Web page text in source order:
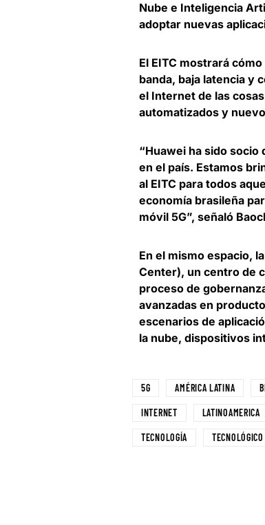
Nube e Inteligencia
adoptar nuevas
El EITC mostrará
banda, baja latencia y
el Internet de las
automatizados y
“Huawei ha sido
en el país. Estamos
al EITC para todos
economía brasileña
móvil 5G”, señaló
En el mismo espacio,
Center), un centro de
proceso de
avanzadas en
escenarios de
la nube, dispositivos
5G AMÉRICA LATINA
INTERNET LATINOAMERICA
TECNOLOGÍA TECNOLÓGICO